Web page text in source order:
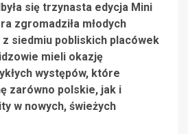
się trzynasta edycja Mini
zgromadziła młodych
siedmiu pobliskich placówek
mieli okazję
występów, które
zarówno polskie, jak i
w nowych, świeżych